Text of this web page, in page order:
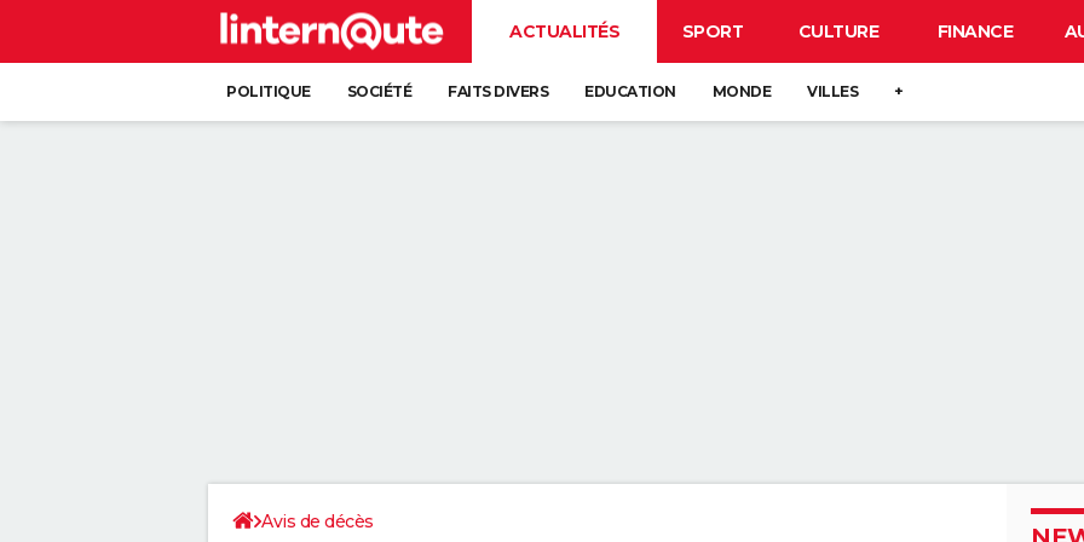
ACTUALITÉS SPORT CULTURE FINANCE
POLITIQUE SOCIÉTÉ FAITS DIVERS EDUCATION MONDE VILLES +
Avis de décès